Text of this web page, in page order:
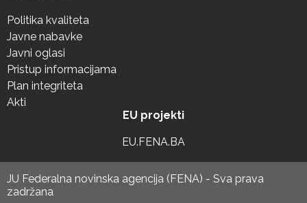
Politika kvaliteta
Javne nabavke
Javni oglasi
Pristup informacijama
Plan integriteta
Akti
EU projekti
EU.FENA.BA
JU Federalna novinska agencija (FENA) - Sva prava
zadržana